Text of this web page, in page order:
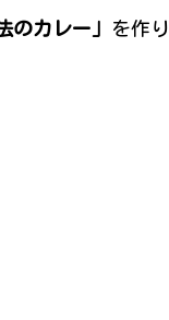
のカレー」 を作